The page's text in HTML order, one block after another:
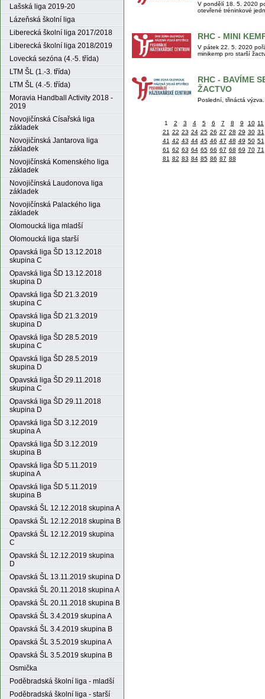
Lašská liga 2019-20
Lázeňská školní liga
Liberecká školní liga 2017/2018
Liberecká školní liga 2018/2019
Lovecká sezóna (4.-5. třída)
LTM ŠL (1.-3. třída)
LTM ŠL (4.-5. třída)
Moravia Handball Activity 2018 -
2019
Novojičínská Císařská liga
základek
Novojičínská Jantarova liga
základek
Novojičínská Komenského liga
základek
Novojičínská Laudonova liga
základek
Novojičínská Palackého liga
základek
Olomoucká liga mladší
Olomoucká liga starší
Opavská liga ŠD 13.12.2018
skupina C
Opavská liga ŠD 13.12.2018
skupina D
Opavská liga ŠD 21.3.2019
skupina C
Opavská liga ŠD 21.3.2019
skupina D
Opavská liga ŠD 28.5.2019
skupina C
Opavská liga ŠD 28.5.2019
skupina D
Opavská liga ŠD 29.11.2018
skupina C
Opavská liga ŠD 29.11.2018
skupina D
Opavská liga ŠD 3.12.2019
skupina A
Opavská liga ŠD 3.12.2019
skupina B
Opavská liga ŠD 5.11.2019
skupina A
Opavská liga ŠD 5.11.2019
skupina B
Opavská ŠL 12.12.2018 skupina A
Opavská ŠL 12.12.2018 skupina B
Opavská ŠL 12.12.2019 skupina
C
Opavská ŠL 12.12.2019 skupina
D
Opavská ŠL 13.11.2019 skupina D
Opavská ŠL 20.11.2018 skupina A
Opavská ŠL 20.11.2018 skupina B
Opavská ŠL 3.4.2019 skupina A
Opavská ŠL 3.4.2019 skupina B
Opavská ŠL 3.5.2019 skupina A
Opavská ŠL 3.5.2019 skupina B
Osmička
Poděbradská školní liga - mladší
Poděbradská školní liga - starší
V pondělí 18. 5. 2020
otevřené tréninkové
RHC - MINI
V pátek 22. 5. 2020
minikemp pro starší
RHC - BAVÍME
ŽACTVO
Poslední, třináctá výzva.
1 2 3 4 5 6 7 8 9 10 11
21 22 23 24 25 26 27 28 29 30 31
41 42 43 44 45 46 47 48 49 50 51
61 62 63 64 65 66 67 68 69 70 71
81 82 83 84 85 86 87 88